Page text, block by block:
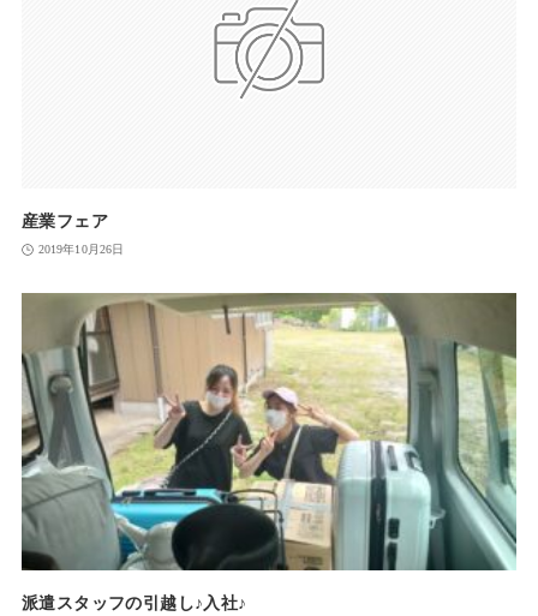
産業フェア
2019年10月26日
派遣スタッフの引越し♪入社♪